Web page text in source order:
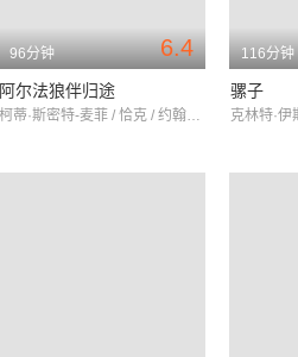
6.4
96分钟
阿尔法狼伴归途
柯蒂·斯密特-麦菲 / 恰克 / 约翰内斯·豪克尔·约翰内森
116分钟
骡子